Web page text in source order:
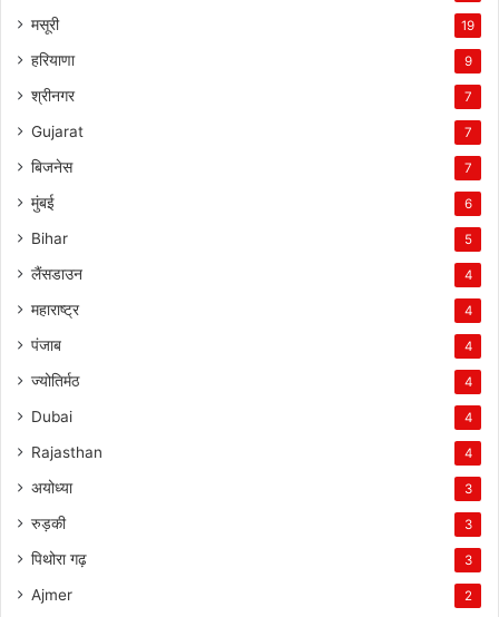
मसूरी 19
हरियाणा 9
श्रीनगर 7
Gujarat 7
बिजनेस 7
मुंबई 6
Bihar 5
लैंसडाउन 4
महाराष्ट्र 4
पंजाब 4
ज्योतिर्मठ 4
Dubai 4
Rajasthan 4
अयोध्या 3
रुड़की 3
पिथोरा गढ़ 3
Ajmer 2